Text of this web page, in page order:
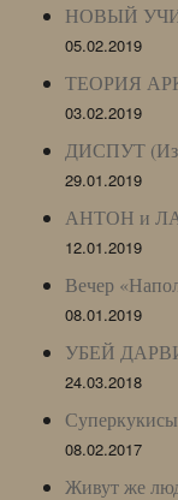
НОВЫЙ
05.02.2019
ТЕОРИЯ
03.02.2019
ДИСПУТ (Из
29.01.2019
АНТОН и
12.01.2019
Вечер
08.01.2019
УБЕЙ
24.03.2018
08.02.2017
Живут же